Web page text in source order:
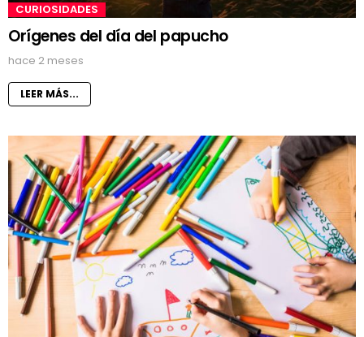
CURIOSIDADES
Orígenes del día del papucho
hace 2 meses
LEER MÁS...